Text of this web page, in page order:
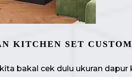
KITCHEN SET
bakal cek dulu ukuran